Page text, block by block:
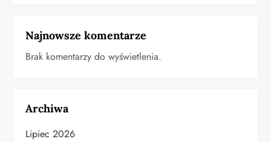
Najnowsze komentarze
Brak komentarzy do wyświetlenia.
Archiwa
Lipiec 2026